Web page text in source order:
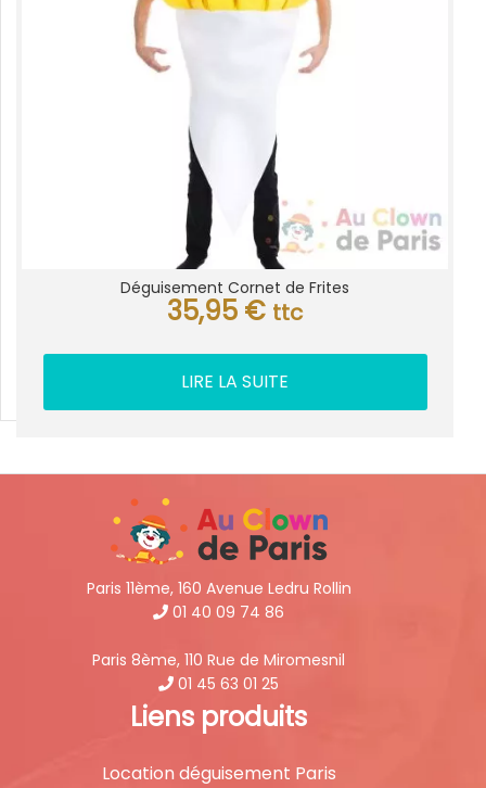
Déguisement Cornet de Frites
35,95 € ttc
LIRE LA SUITE
Paris 11ème, 160 Avenue Ledru Rollin
01 40 09 74 86
Paris 8ème, 110 Rue de Miromesnil
01 45 63 01 25
Liens produits
Location déguisement Paris